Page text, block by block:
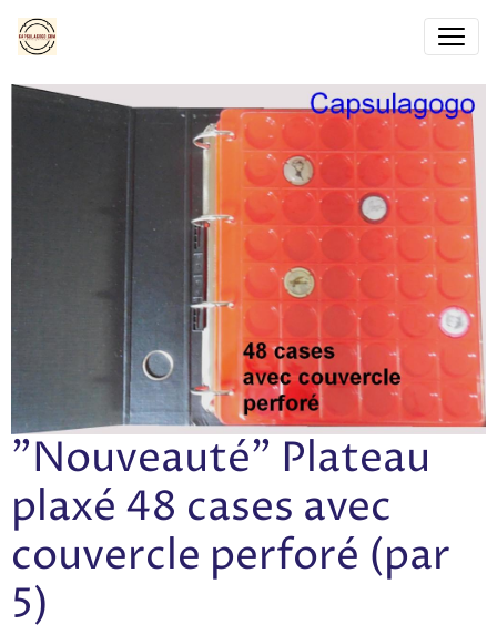
"Nouveauté" Plateau
plaxé 48 cases avec
couvercle perforé (par
5)